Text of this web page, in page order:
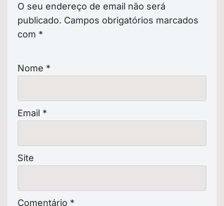
O seu endereço de email não será
publicado. Campos obrigatórios marcados
com *
Nome *
Email *
Site
Comentário *